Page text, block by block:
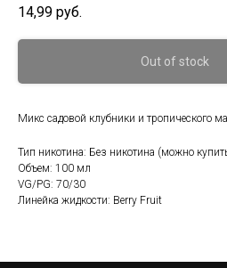
14,99 руб.
Out of stock
Микс садовой клубники и тропического
Тип никотина: Без никотина (можно
Объем: 100 мл
VG/PG: 70/30
Линейка жидкости: Berry Fruit